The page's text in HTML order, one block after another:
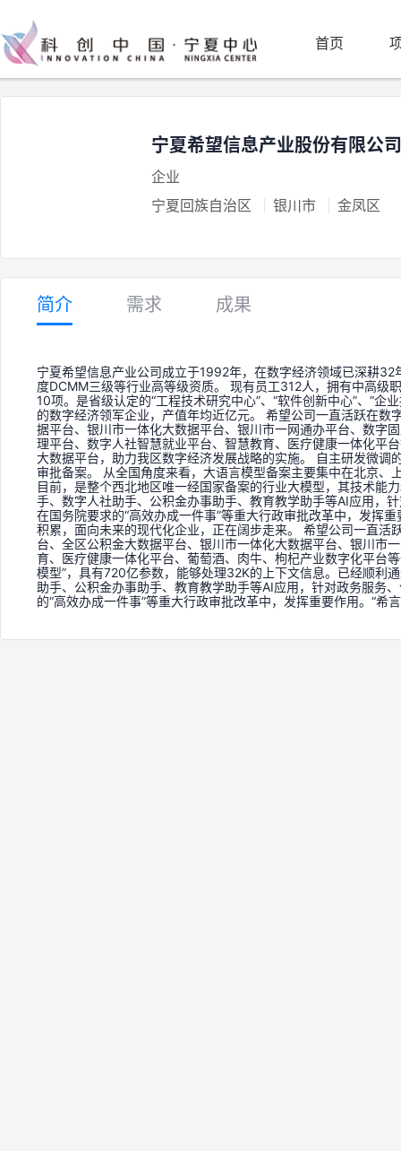
首页
宁夏希望信息产业股份有限公司
企业
宁夏回族自治区
银川市 金凤区
简介 需求 成果
宁夏希望信息产业公司成立于1992年，在数字经济领域已深耕
度DCMM三级等行业高等级资质。 现有员工312人，拥有中高
10项。是省级认定的“工程技术研究中心”、“软件创新中心”、“
的数字经济领军企业，产值年均近亿元。 希望公司一直活跃在
据平台、银川市一体化大数据平台、银川市一网通办平台、数字
理平台、数字人社智慧就业平台、智慧教育、医疗健康一体化平
大数据平台，助力我区数字经济发展战略的实施。 自主研发微
审批备案。 从全国角度来看，大语言模型备案主要集中在北京、
目前，是整个西北地区唯一经国家备案的行业大模型，其技术能
手、数字人社助手、公积金办事助手、教育教学助手等AI应用，
在国务院要求的“高效办成一件事”等重大行政审批改革中，发挥
积累，面向未来的现代化企业，正在阔步走来。 希望公司一直
台、全区公积金大数据平台、银川市一体化大数据平台、银川市
育、医疗健康一体化平台、葡萄酒、肉牛、枸杞产业数字化平台
模型”，具有720亿参数，能够处理32K的上下文信息。已经顺利
助手、公积金办事助手、教育教学助手等AI应用，针对政务服务
的“高效办成一件事”等重大行政审批改革中，发挥重要作用。“